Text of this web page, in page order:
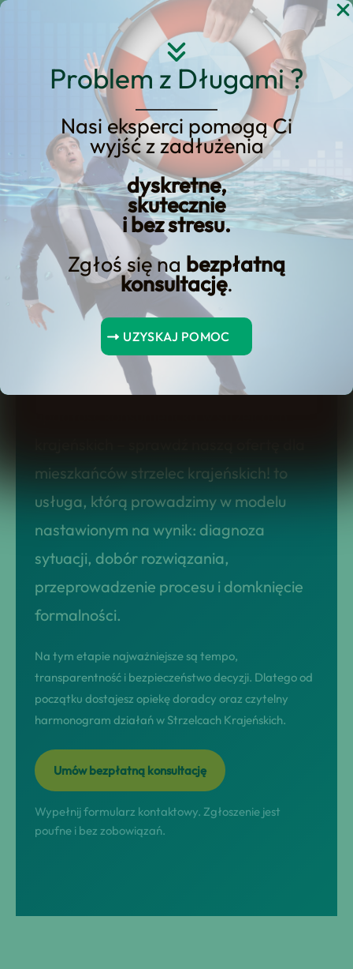
Problem z Długami ?
Nasi eksperci pomogą Ci
wyjść z zadłużenia
dyskretne,
skutecznie
i bez stresu.
Zgłoś się na bezpłatną
konsultację.
UZYSKAJ POMOC
Przejdź
KREDYT123.PL – OFERTA SPRZEDAŻOWA
Upadłość
Konsumencka w
Strzelcach Krajeńskich
– Sprawdź Naszą
Ofertę dla
Mieszkańców Strzelec
Krajeńskich!
mieszkańców strzelec krajeńskich! to
usługa, którą prowadzimy w modelu
nastawionym na wynik: diagnoza
sytuacji, dobór rozwiązania,
przeprowadzenie procesu i domknięcie
formalności.
Na tym etapie najważniejsze są tempo,
transparentność i bezpieczeństwo decyzji. Dlatego od
początku dostajesz opiekę doradcy oraz czytelny
harmonogram działań w Strzelcach Krajeńskich.
Umów bezpłatną konsultację
Wypełnij formularz kontaktowy. Zgłoszenie jest
poufne i bez zobowiązań.